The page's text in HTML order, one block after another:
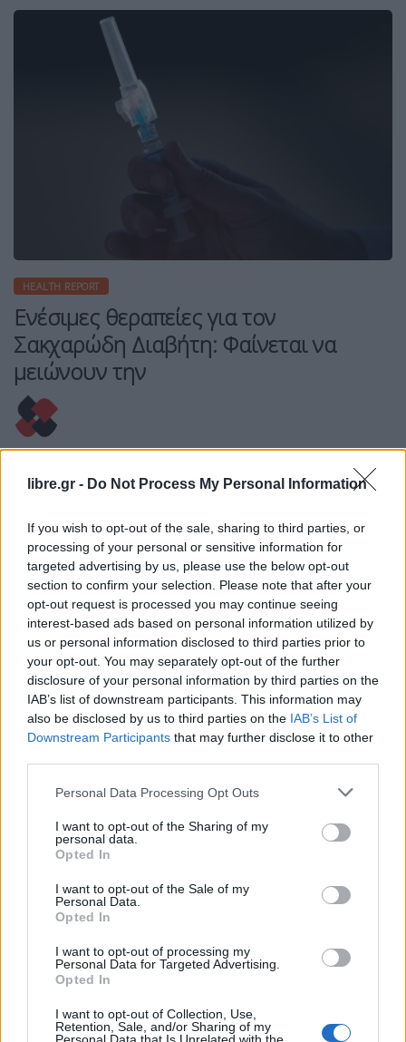
libre.gr - Do Not Process My Personal Information
If you wish to opt-out of the sale, sharing to third parties, or
processing of your personal or sensitive information for
targeted advertising by us, please use the below opt-out
section to confirm your selection. Please note that after your
opt-out request is processed you may continue seeing
interest-based ads based on personal information utilized by
us or personal information disclosed to third parties prior to
your opt-out. You may separately opt-out of the further
disclosure of your personal information by third parties on the
IAB’s list of downstream participants. This information may
also be disclosed by us to third parties on the IAB’s List of
Downstream Participants that may further disclose it to other
Personal Data Processing Opt Outs
I want to opt-out of the Sharing of my
personal data.
Opted In
I want to opt-out of the Sale of my
Personal Data.
Opted In
I want to opt-out of processing my
Personal Data for Targeted Advertising.
Opted In
I want to opt-out of Collection, Use,
Retention, Sale, and/or Sharing of my
HEALTH REPORT
Ενέσιμες θεραπείες για τον
Σακχαρώδη Διαβήτη: Φαίνεται να
μειώνουν την
15 Ιουλίου, 2024
Μια νέα μελέτη από τις ΗΠΑ, που δημοσιεύτηκε
πρόσφατα στο έγκριτο διεθνές επιστημονικό
περιοδικό JAMA Network Open, κατέδειξε ότι η
θεραπεία με αγωνιστές του υποδοχέα GLP-1
φάνηκε να σχετίζεται με μειωμένο κίνδυνο
ανάπτυξης συγκεκριμένων καρκίνων που
σχετίζονται με την παχυσαρκία σε ασθενείς με
σακχαρώδη διαβήτη τύπου 2 που δεν είχαν
διάγνωση καρκίνου κατά την έναρξη της αγωγής.
[…]
ΠΕΡΙΣΣΌΤΕΡΑ ...